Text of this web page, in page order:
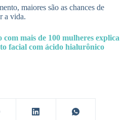
maiores são as chances de
a vida.
com mais de 100 mulheres explica
facial com ácido hialurônico